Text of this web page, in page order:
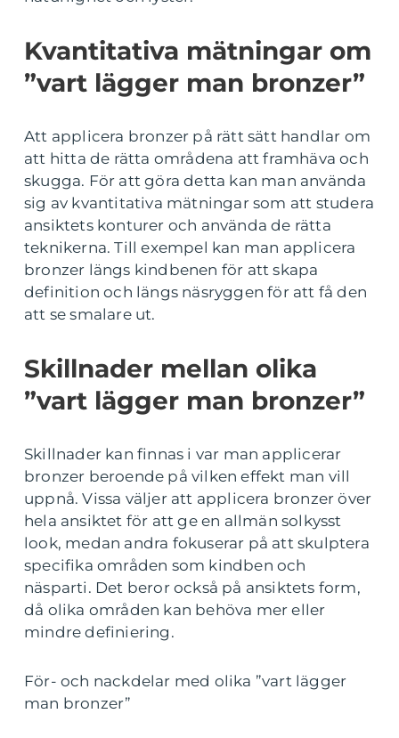
Kvantitativa mätningar om
”vart lägger man bronzer”
Att applicera bronzer på rätt sätt handlar om
att hitta de rätta områdena att framhäva och
skugga. För att göra detta kan man använda
sig av kvantitativa mätningar som att studera
ansiktets konturer och använda de rätta
teknikerna. Till exempel kan man applicera
bronzer längs kindbenen för att skapa
definition och längs näsryggen för att få den
att se smalare ut.
Skillnader mellan olika
”vart lägger man bronzer”
Skillnader kan finnas i var man applicerar
bronzer beroende på vilken effekt man vill
uppnå. Vissa väljer att applicera bronzer över
hela ansiktet för att ge en allmän solkysst
look, medan andra fokuserar på att skulptera
specifika områden som kindben och
näsparti. Det beror också på ansiktets form,
då olika områden kan behöva mer eller
mindre definiering.
För- och nackdelar med olika ”vart lägger
man bronzer”